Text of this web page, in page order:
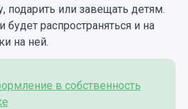
подарить или завещать детям.
будет распространяться и на
на ней.
в собственность